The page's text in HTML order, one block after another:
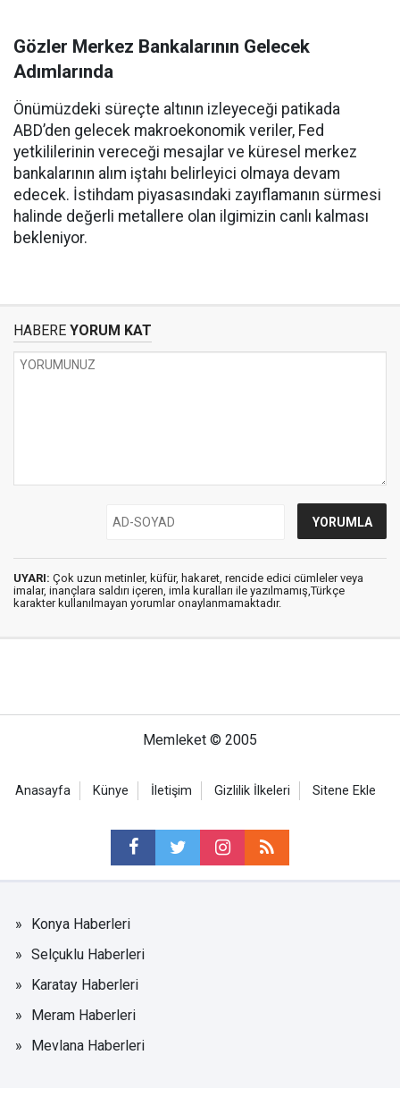
Gözler Merkez Bankalarının Gelecek
Adımlarında
Önümüzdeki süreçte altının izleyeceği patikada
ABD’den gelecek makroekonomik veriler, Fed
yetkililerinin vereceği mesajlar ve küresel merkez
bankalarının alım iştahı belirleyici olmaya devam
edecek. İstihdam piyasasındaki zayıflamanın sürmesi
halinde değerli metallere olan ilgimizin canlı kalması
bekleniyor.
HABERE YORUM KAT
UYARI: Çok uzun metinler, küfür, hakaret, rencide edici cümleler veya
imalar, inançlara saldırı içeren, imla kuralları ile yazılmamış,Türkçe
karakter kullanılmayan yorumlar onaylanmamaktadır.
Memleket © 2005
Anasayfa Künye İletişim Gizlilik İlkeleri Sitene Ekle
Konya Haberleri
Selçuklu Haberleri
Karatay Haberleri
Meram Haberleri
Mevlana Haberleri